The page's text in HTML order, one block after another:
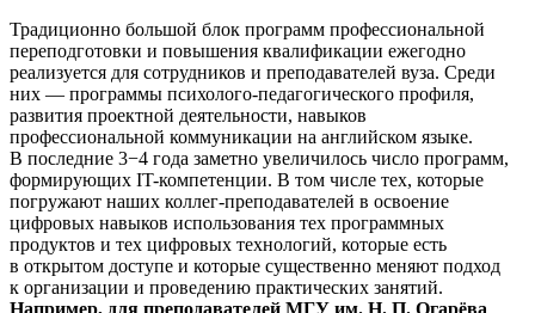
Традиционно большой блок программ профессиональной
переподготовки и повышения квалификации ежегодно
реализуется для сотрудников и преподавателей вуза. Среди
них — программы психолого-педагогического профиля,
развития проектной деятельности, навыков
профессиональной коммуникации на английском языке.
В последние 3−4 года заметно увеличилось число программ,
формирующих IT-компетенции. В том числе тех, которые
погружают наших коллег-преподавателей в освоение
цифровых навыков использования тех программных
продуктов и тех цифровых технологий, которые есть
в открытом доступе и которые существенно меняют подход
к организации и проведению практических занятий.
Например, для преподавателей МГУ им. Н. П. Огарёва